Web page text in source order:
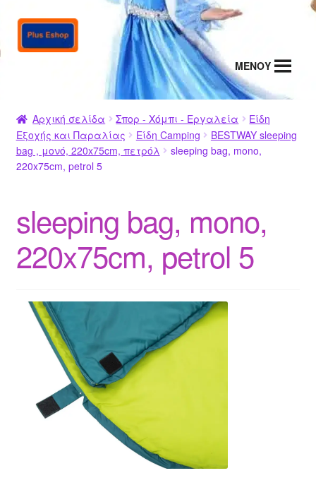
Απευθείας
μετάβαση
Μετάβαση
σε
MENΟΥ
Αρχική σελίδα Σπορ - Χόμπι - Εργαλεία
Είδη
Εξοχής και Παραλίας
Είδη Camping
BESTWAY sleeping
bag , μονό, 220x75cm, πετρόλ
sleeping bag, mono,
220x75cm, petrol 5
sleeping bag, mono,
220x75cm, petrol 5